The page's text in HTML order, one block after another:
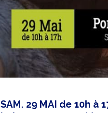
SAM. 29 MAI de 10h